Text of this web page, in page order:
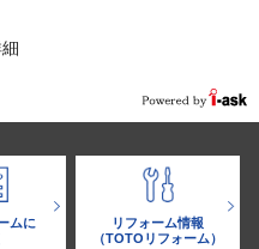
ムに
リフォーム情報
（TOTOリフォーム）